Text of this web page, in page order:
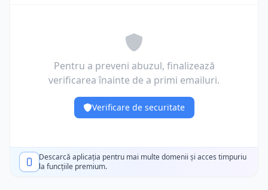
Pentru a preveni abuzul, finalizează
verificarea înainte de a primi emailuri.
Verificare de securitate
Descarcă aplicația pentru mai multe domenii și acces timpuriu
la funcțiile premium.